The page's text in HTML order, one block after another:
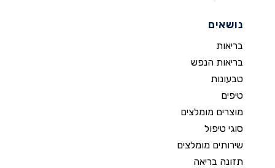
נושאים
בריאות
בריאות הנפש
טבעונות
טיפים
מוצרים מומלצים
סוגי טיפול
שירותים מומלצים
תזונה בריאה